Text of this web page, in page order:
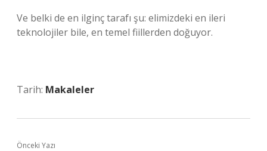
Ve belki de en ilginç tarafı şu: elimizdeki en ileri
teknolojiler bile, en temel fiillerden doğuyor.
Tarih: Makaleler
Önceki Yazı